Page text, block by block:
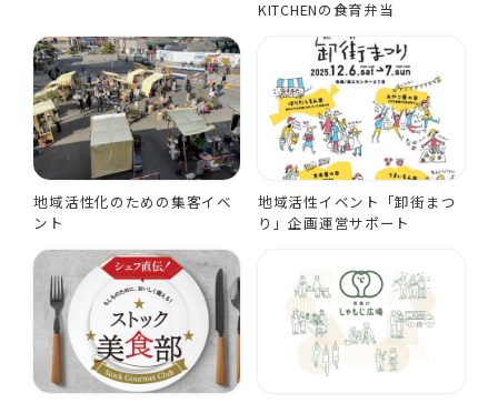
KITCHENの食育弁当
地域活性化のための集客イベ
ント
地域活性イベント「卸街まつ
り」企画運営サポート